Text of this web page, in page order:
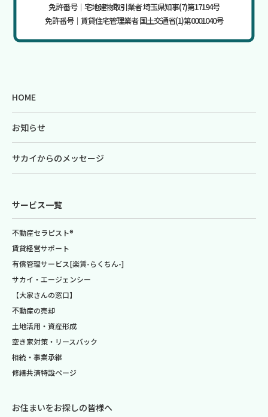
免許番号｜宅地建物取引業者 埼玉県知事(7)第17194号
免許番号｜賃貸住宅管理業者 国土交通省(1)第0001040号
HOME
お知らせ
サカイからのメッセージ
サービス一覧
不動産セラピスト®
賃貸経営サポート
有償管理サービス[楽賃-らくちん-]
サカイ・エージェンシー
【大家さんの窓口】
不動産の売却
土地活用・資産形成
空き家対策・リースバック
相続・事業承継
修繕共済特設ページ
お住まいをお探しの皆様へ